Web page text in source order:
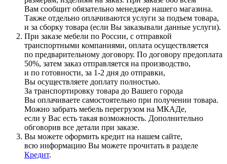
Вам сообщит обязательно менеджер нашего магазина.
Также отдельно оплачиваются услуги за подъем товара,
и за сборку товара (если Вы заказывали данные услуги).
При заказе мебели по России, с отправкой
транспортными компаниями, оплата осуществляется
по предварительному договору. По договору предоплата
50%, затем заказ отправляется на производство,
и по готовности, за 1-2 дня до отправки,
Вы осуществляете доплату полностью.
За транспортировку товара до Вашего города
Вы оплачиваете самостоятельно при получении товара.
Можно забрать мебель перегрузом на МКАДе,
если у Вас есть такая возможность. Дополнительно
обговорив все детали при заказе.
Вы можете оформить кредит на нашем сайте,
всю информацию Вы можете прочитать в разделе
Кредит.